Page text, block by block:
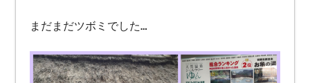
まだまだツボミでした…